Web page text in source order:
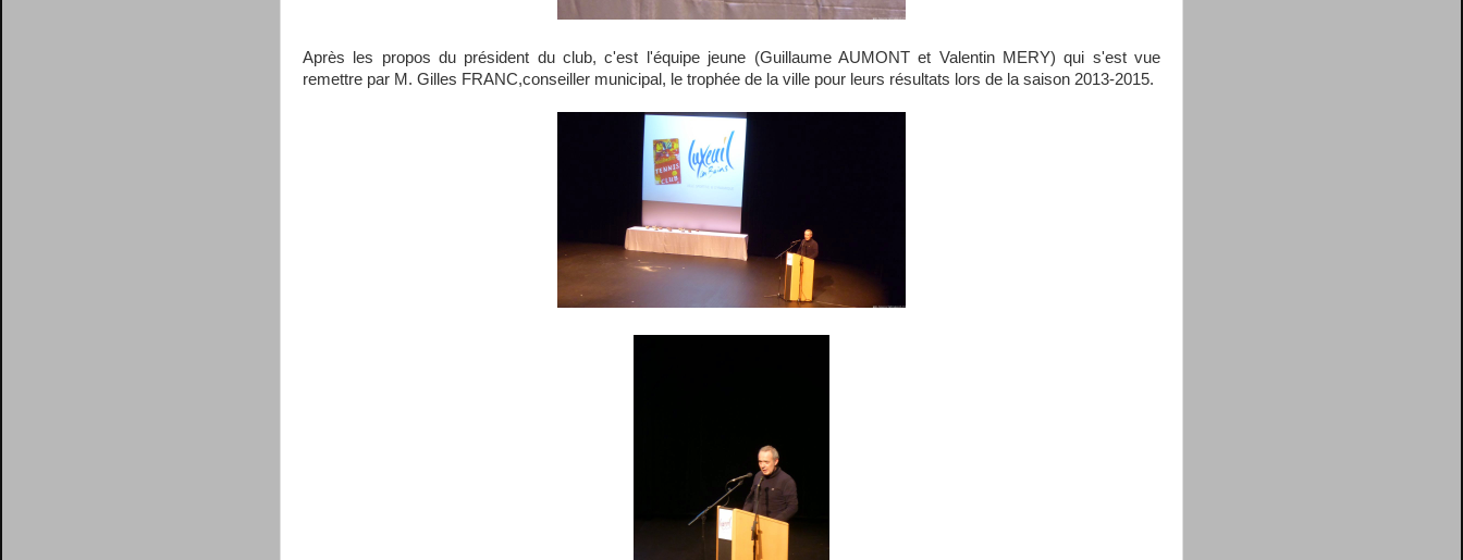
Après les propos du président du club, c'est l'équipe jeune (Guillaume AUMONT et Valentin MERY) qui s'est vue
remettre par M. Gilles FRANC,conseiller municipal, le trophée de la ville pour leurs résultats lors de la saison 2013-2015.